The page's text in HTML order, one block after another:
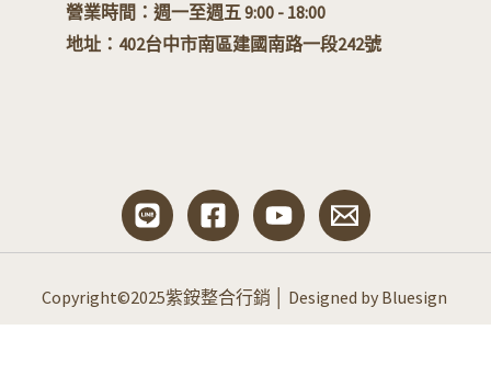
營業時間：週一至週五 9:00 - 18:00
地址： 402台中市南區建國南路一段242號
Copyright©2025紫銨整合行銷 │ Designed by Bluesign